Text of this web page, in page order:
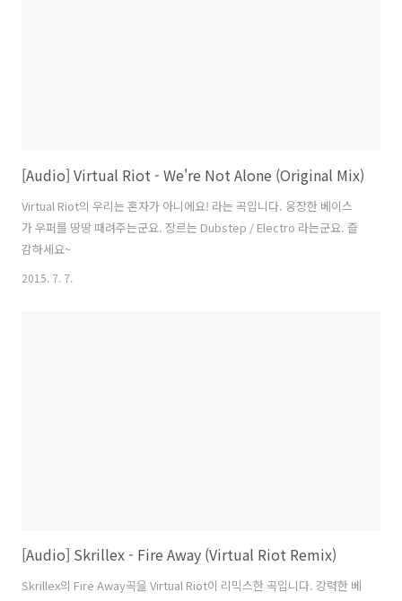
[Audio] Virtual Riot - We're Not Alone (Original Mix)
Virtual Riot의 우리는 혼자가 아니에요! 라는 곡입니다. 웅장한 베이스
가 우퍼를 땅땅 때려주는군요. 장르는 Dubstep / Electro 라는군요. 즐
감하세요~
2015. 7. 7.
[Audio] Skrillex - Fire Away (Virtual Riot Remix)
Skrillex의 Fire Away곡을 Virtual Riot이 리믹스한 곡입니다. 강력한 베